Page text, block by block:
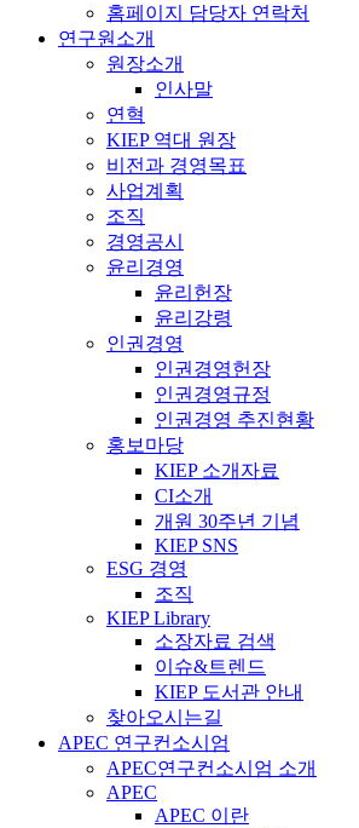
홈페이지 담당자 연락처
연구원소개
원장소개
인사말
연혁
KIEP 역대 원장
비전과 경영목표
사업계획
조직
경영공시
윤리경영
윤리헌장
윤리강령
인권경영
인권경영헌장
인권경영규정
인권경영 추진현황
홍보마당
KIEP 소개자료
CI소개
개원 30주년 기념
KIEP SNS
ESG 경영
조직
KIEP Library
소장자료 검색
이슈&트렌드
KIEP 도서관 안내
찾아오시는길
APEC 연구컨소시엄
APEC연구컨소시엄 소개
APEC
APEC 이란